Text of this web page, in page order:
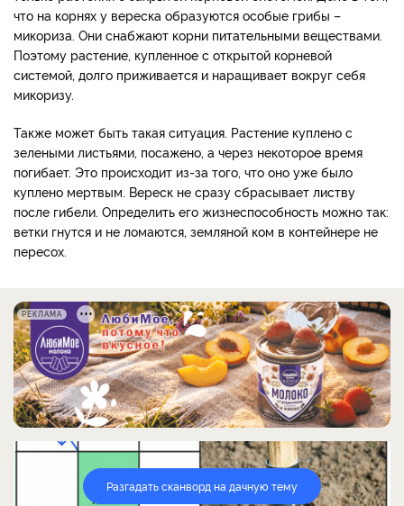
что на корнях у вереска образуются особые грибы –
микориза. Они снабжают корни питательными веществами.
Поэтому растение, купленное с открытой корневой
системой, долго приживается и наращивает вокруг себя
микоризу.
Также может быть такая ситуация. Растение куплено с
зелеными листьями, посажено, а через некоторое время
погибает. Это происходит из-за того, что оно уже было
куплено мертвым. Вереск не сразу сбрасывает листву
после гибели. Определить его жизнеспособность можно так:
ветки гнутся и не ломаются, земляной ком в контейнере не
пересох.
РЕКЛАМА
Разгадать сканворд на дачную тему